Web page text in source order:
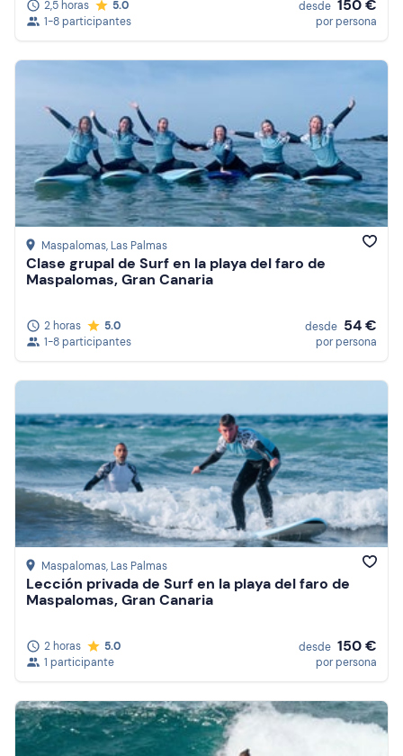
2,5 horas
5.0
1-8 participantes
desde 150 €
por persona
Maspalomas, Las Palmas
Clase grupal de Surf en la playa del faro de
Maspalomas, Gran Canaria
2 horas
5.0
1-8 participantes
desde 54 €
por persona
Maspalomas, Las Palmas
Lección privada de Surf en la playa del faro de
Maspalomas, Gran Canaria
2 horas
5.0
1 participante
desde 150 €
por persona